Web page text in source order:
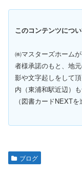
このコンテンツにつ
㈱マスターズホーム
者様承諾のもと、地
影や文字起しをして
内（東浦和駅近辺）
（図書カードNEXTを
ブログ